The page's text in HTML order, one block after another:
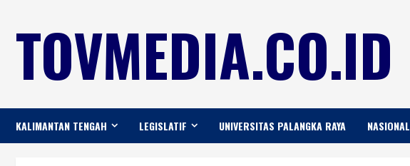
TOVMEDIA.CO.ID
KALIMANTAN TENGAH LEGISLATIF UNIVERSITAS PALANGKA RAYA NASIONAL